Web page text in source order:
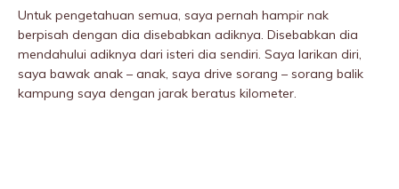
Untuk pengetahuan semua, saya pernah hampir nak
berpisah dengan dia disebabkan adiknya. Disebabkan dia
mendahului adiknya dari isteri dia sendiri. Saya larikan diri,
saya bawak anak – anak, saya drive sorang – sorang balik
kampung saya dengan jarak beratus kilometer.